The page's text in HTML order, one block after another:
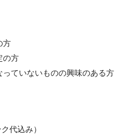
方
の方
ていないものの興味のある方
代込み）